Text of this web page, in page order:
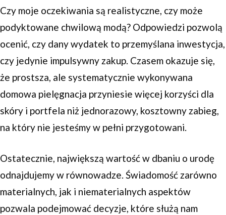
Czy moje oczekiwania są realistyczne, czy może
podyktowane chwilową modą? Odpowiedzi pozwolą
ocenić, czy dany wydatek to przemyślana inwestycja,
czy jedynie impulsywny zakup. Czasem okazuje się,
że prostsza, ale systematycznie wykonywana
domowa pielęgnacja przyniesie więcej korzyści dla
skóry i portfela niż jednorazowy, kosztowny zabieg,
na który nie jesteśmy w pełni przygotowani.
Ostatecznie, największą wartość w dbaniu o urodę
odnajdujemy w równowadze. Świadomość zarówno
materialnych, jak i niematerialnych aspektów
pozwala podejmować decyzje, które służą nam